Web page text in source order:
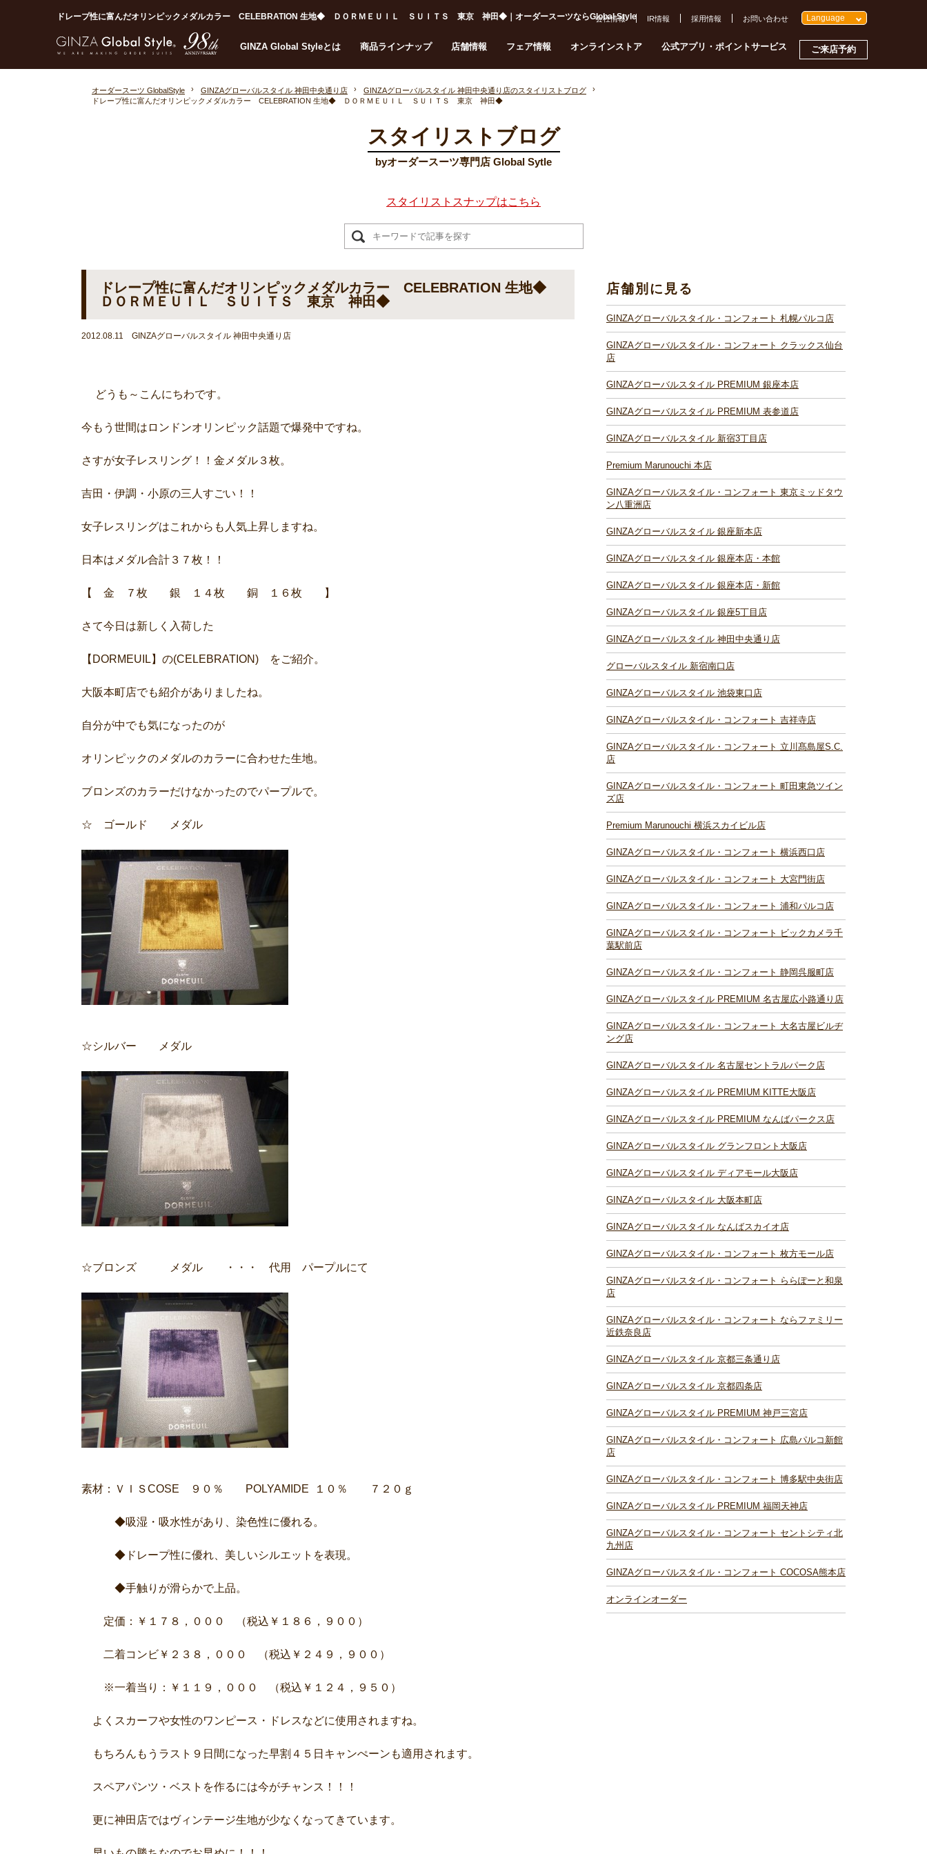
ドレープ性に富んだオリンピックメダルカラー CELEBRATION 生地◆ ＤＯＲＭＥＵＩＬ ＳＵＩＴＳ 東京 神田◆｜オーダースーツならGlobal Style
GINZA Global Styleとは 商品ラインナップ 店舗情報 フェア情報 オンラインストア 公式アプリ・ポイントサービス ご来店予約
会社情報 IR情報 採用情報 お問い合わせ Language
オーダースーツ GlobalStyle GINZAグローバルスタイル 神田中央通り店
GINZAグローバルスタイル 神田中央通り店のスタイリストブログ
ドレープ性に富んだオリンピックメダルカラー CELEBRATION 生地◆ ＤＯＲＭＥＵＩＬ ＳＵＩＴＳ 東京 神田◆
スタイリストブログ
byオーダースーツ専門店 Global Sytle
スタイリストスナップはこちら
ドレープ性に富んだオリンピックメダルカラー CELEBRATION 生地◆
ＤＯＲＭＥＵＩＬ ＳＵＩＴＳ 東京 神田◆
2012.08.11 GINZAグローバルスタイル 神田中央通り店
どうも～こんにちわです。
今もう世間はロンドンオリンピック話題で爆発中ですね。
さすが女子レスリング！！金メダル３枚。
吉田・伊調・小原の三人すごい！！
女子レスリングはこれからも人気上昇しますね。
日本はメダル合計３７枚！！
【 金 ７枚 銀 １４枚 銅 １６枚 】
さて今日は新しく入荷した
【DORMEUIL】の(CELEBRATION) をご紹介。
大阪本町店でも紹介がありましたね。
自分が中でも気になったのが
オリンピックのメダルのカラーに合わせた生地。
ブロンズのカラーだけなかったのでパープルで。
☆ ゴールド メダル
☆シルバー メダル
☆ブロンズ メダル ・・・ 代用 パープルにて
素材：ＶＩＳCOSE ９０％ POLYAMIDE １０％ ７２０ｇ
◆吸湿・吸水性があり、染色性に優れる。
◆ドレープ性に優れ、美しいシルエットを表現。
◆手触りが滑らかで上品。
定価：￥１７８，０００ （税込￥１８６，９００）
二着コンビ￥２３８，０００ （税込￥２４９，９００）
※一着当り：￥１１９，０００ （税込￥１２４，９５０）
よくスカーフや女性のワンピース・ドレスなどに使用されますね。
もちろんもうラスト９日間になった早割４５日キャンぺーンも適用されます。
スペアパンツ・ベストを作るには今がチャンス！！！
更に神田店ではヴィンテージ生地が少なくなってきています。
店舗別に見る
GINZAグローバルスタイル・コンフォート 札幌パルコ店
GINZAグローバルスタイル・コンフォート クラックス仙台
店
GINZAグローバルスタイル PREMIUM 銀座本店
GINZAグローバルスタイル PREMIUM 表参道店
GINZAグローバルスタイル 新宿3丁目店
Premium Marunouchi 本店
GINZAグローバルスタイル・コンフォート 東京ミッドタウ
ン八重洲店
GINZAグローバルスタイル 銀座新本店
GINZAグローバルスタイル 銀座本店・本館
GINZAグローバルスタイル 銀座本店・新館
GINZAグローバルスタイル 銀座5丁目店
GINZAグローバルスタイル 神田中央通り店
グローバルスタイル 新宿南口店
GINZAグローバルスタイル 池袋東口店
GINZAグローバルスタイル・コンフォート 吉祥寺店
GINZAグローバルスタイル・コンフォート 立川髙島屋S.C.
店
GINZAグローバルスタイル・コンフォート 町田東急ツイン
ズ店
Premium Marunouchi 横浜スカイビル店
GINZAグローバルスタイル・コンフォート 横浜西口店
GINZAグローバルスタイル・コンフォート 大宮門街店
GINZAグローバルスタイル・コンフォート 浦和パルコ店
GINZAグローバルスタイル・コンフォート ビックカメラ千
葉駅前店
GINZAグローバルスタイル・コンフォート 静岡呉服町店
GINZAグローバルスタイル PREMIUM 名古屋広小路通り店
GINZAグローバルスタイル・コンフォート 大名古屋ビルヂ
ング店
GINZAグローバルスタイル 名古屋セントラルパーク店
GINZAグローバルスタイル PREMIUM KITTE大阪店
GINZAグローバルスタイル PREMIUM なんばパークス店
GINZAグローバルスタイル グランフロント大阪店
GINZAグローバルスタイル ディアモール大阪店
GINZAグローバルスタイル 大阪本町店
GINZAグローバルスタイル なんばスカイオ店
GINZAグローバルスタイル・コンフォート 枚方モール店
GINZAグローバルスタイル・コンフォート ららぽーと和泉
店
GINZAグローバルスタイル・コンフォート ならファミリー
近鉄奈良店
GINZAグローバルスタイル 京都三条通り店
GINZAグローバルスタイル 京都四条店
GINZAグローバルスタイル PREMIUM 神戸三宮店
GINZAグローバルスタイル・コンフォート 広島パルコ新館
店
GINZAグローバルスタイル・コンフォート 博多駅中央街店
GINZAグローバルスタイル PREMIUM 福岡天神店
GINZAグローバルスタイル・コンフォート セントシティ北
九州店
GINZAグローバルスタイル・コンフォート COCOSA熊本店
オンラインオーダー